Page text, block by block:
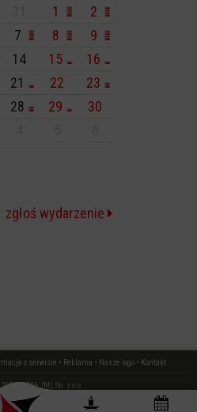
1
2
7 8
9
14 15
16
21 22
23
28 29
30
zgłoś wydarzenie
o serwisie • Reklama • Nasze logo• Kontakt
- 2026 JML Sp. z o.o.